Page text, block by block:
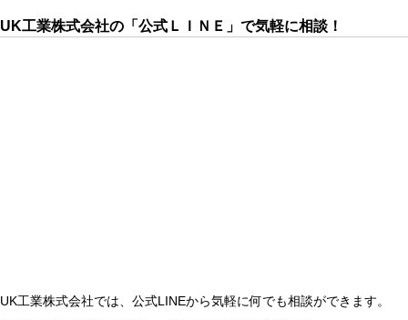
UK工業株式会社の「公式ＬＩＮＥ」で気軽に相談！
UK工業株式会社では、公式LINEから気軽に何でも相談ができます。